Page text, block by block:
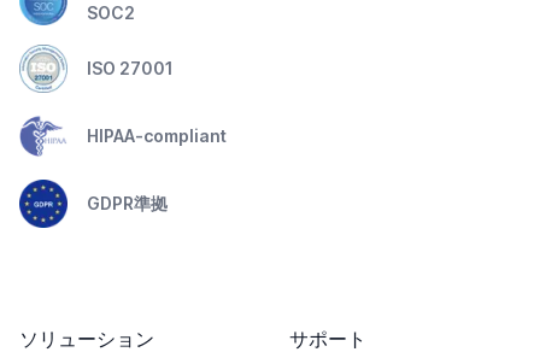
SOC2
ISO 27001
HIPAA-compliant
GDPR準拠
ソリューション
サポート